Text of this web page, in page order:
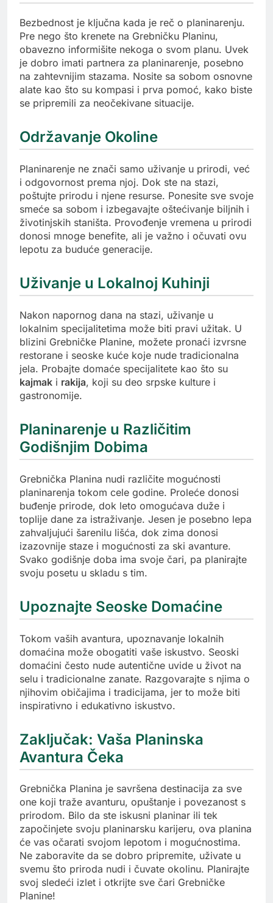
Bezbednost je ključna kada je reč o planinarenju.
Pre nego što krenete na Grebničku Planinu,
obavezno informišite nekoga o svom planu. Uvek
je dobro imati partnera za planinarenje, posebno
na zahtevnijim stazama. Nosite sa sobom osnovne
alate kao što su kompasi i prva pomoć, kako biste
se pripremili za neočekivane situacije.
Održavanje Okoline
Planinarenje ne znači samo uživanje u prirodi, već
i odgovornost prema njoj. Dok ste na stazi,
poštujte prirodu i njene resurse. Ponesite sve svoje
smeće sa sobom i izbegavajte oštećivanje biljnih i
životinjskih staništa. Provođenje vremena u prirodi
donosi mnoge benefite, ali je važno i očuvati ovu
lepotu za buduće generacije.
Uživanje u Lokalnoj Kuhinji
Nakon napornog dana na stazi, uživanje u
lokalnim specijalitetima može biti pravi užitak. U
blizini Grebničke Planine, možete pronaći izvrsne
restorane i seoske kuće koje nude tradicionalna
jela. Probajte domaće specijalitete kao što su
kajmak i rakija, koji su deo srpske kulture i
gastronomije.
Planinarenje u Različitim
Godišnjim Dobima
Grebnička Planina nudi različite mogućnosti
planinarenja tokom cele godine. Proleće donosi
buđenje prirode, dok leto omogućava duže i
toplije dane za istraživanje. Jesen je posebno lepa
zahvaljujući šarenilu lišća, dok zima donosi
izazovnije staze i mogućnosti za ski avanture.
Svako godišnje doba ima svoje čari, pa planirajte
svoju posetu u skladu s tim.
Upoznajte Seoske Domaćine
Tokom vaših avantura, upoznavanje lokalnih
domaćina može obogatiti vaše iskustvo. Seoski
domaćini često nude autentične uvide u život na
selu i tradicionalne zanate. Razgovarajte s njima o
njihovim običajima i tradicijama, jer to može biti
inspirativno i edukativno iskustvo.
Zaključak: Vaša Planinska
Avantura Čeka
Grebnička Planina je savršena destinacija za sve
one koji traže avanturu, opuštanje i povezanost s
prirodom. Bilo da ste iskusni planinar ili tek
započinjete svoju planinarsku karijeru, ova planina
će vas očarati svojom lepotom i mogućnostima.
Ne zaboravite da se dobro pripremite, uživate u
svemu što priroda nudi i čuvate okolinu. Planirajte
svoj sledeći izlet i otkrijte sve čari Grebničke
Planine!